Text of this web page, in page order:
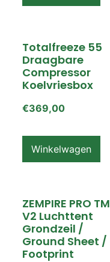
Totalfreeze 55
Draagbare
Compressor
Koelvriesbox
€369,00
Winkelwagen
ZEMPIRE PRO TM
V2 Luchttent
Grondzeil /
Ground Sheet /
Footprint